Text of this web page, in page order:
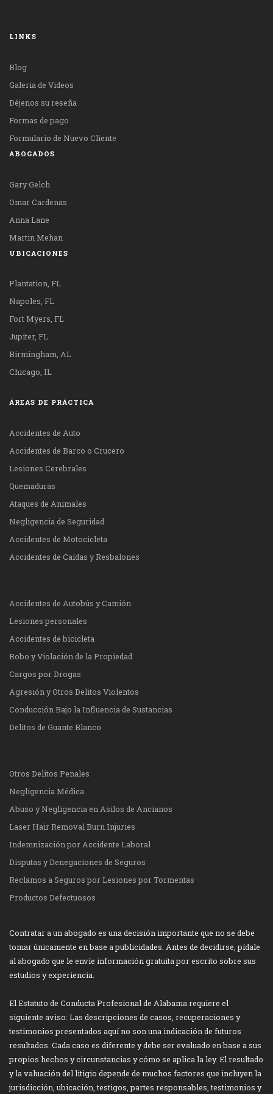
LINKS
Blog
Galeria de Videos
Déjenos su reseña
Formas de pago
Formulario de Nuevo Cliente
ABOGADOS
Gary Gelch
Omar Cardenas
Anna Lane
Martin Mehan
UBICACIONES
Plantation, FL
Napoles, FL
Fort Myers, FL
Jupiter, FL
Birmingham, AL
Chicago, IL
ÁREAS DE PRÁCTICA
Accidentes de Auto
Accidentes de Barco o Crucero
Lesiones Cerebrales
Quemaduras
Ataques de Animales
Negligencia de Seguridad
Accidentes de Motocicleta
Accidentes de Caídas y Resbalones
Accidentes de Autobús y Camión
Lesiones personales
Accidentes de bicicleta
Robo y Violación de la Propiedad
Cargos por Drogas
Agresión y Otros Delitos Violentos
Conducción Bajo la Influencia de Sustancias
Delitos de Guante Blanco
Otros Delitos Penales
Negligencia Médica
Abuso y Negligencia en Asilos de Ancianos
Laser Hair Removal Burn Injuries
Indemnización por Accidente Laboral
Disputas y Denegaciones de Seguros
Reclamos a Seguros por Lesiones por Tormentas
Productos Defectuosos
Contratar a un abogado es una decisión importante que no se debe
tomar únicamente en base a publicidades. Antes de decidirse, pídale
al abogado que le envíe información gratuita por escrito sobre sus
estudios y experiencia.
El Estatuto de Conducta Profesional de Alabama requiere el
siguiente aviso: Las descripciones de casos, recuperaciones y
testimonios presentados aquí no son una indicación de futuros
resultados. Cada caso es diferente y debe ser evaluado en base a sus
propios hechos y circunstancias y cómo se aplica la ley. El resultado
y la valuación del litigio depende de muchos factores que incluyen la
jurisdicción, ubicación, testigos, partes responsables, testimonios y